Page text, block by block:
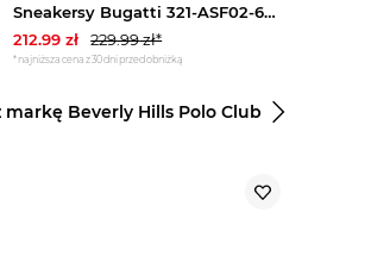
Sneakersy Bugatti 321-ASF02-6900 Granatowy
212.99 zł 229.99zł*
*najniższa cena z 30 dni przed obniżką
markę Beverly Hills Polo Club